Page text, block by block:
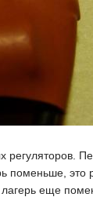
регуляторов.
поменьше,
еще